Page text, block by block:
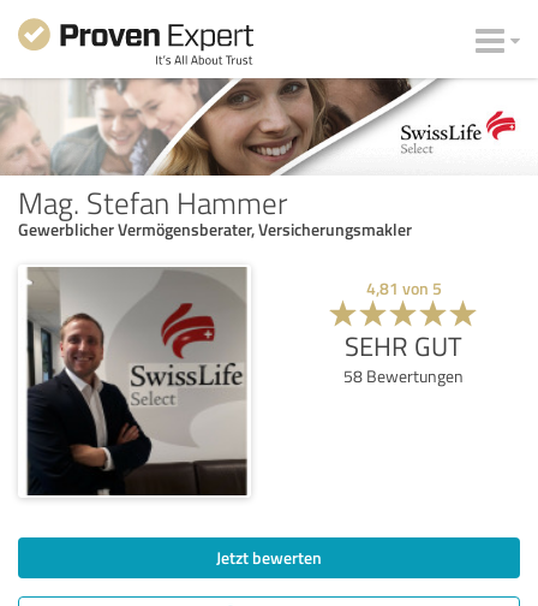
Mag. Stefan Hammer
Gewerblicher Vermögensberater, Versicherungsmakler
4,81 von 5
SEHR GUT
58 Bewertungen
Jetzt bewerten